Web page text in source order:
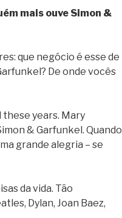
mais ouve Simon &
que negócio é esse de
De onde vocês
these years. Mary
& Garfunkel. Quando
grande alegria – se
da vida. Tão
Dylan, Joan Baez,